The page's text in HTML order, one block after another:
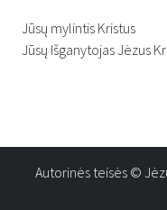
Jūsų mylintis Kristus
Jūsų Išganytojas Jėzus
Autorinės teisės ©